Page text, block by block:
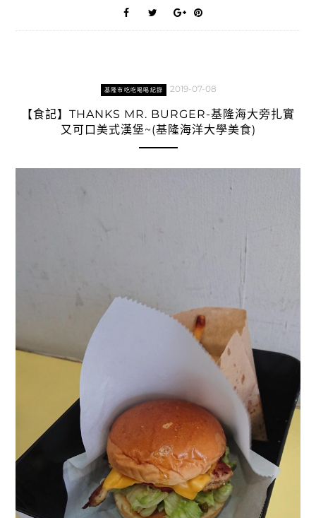
基隆市吃吃喝喝紀錄 2019-07-08
【食記】THANKS MR. BURGER-基隆海大旁扎實
又可口美式漢堡~(基隆海洋大學美食)